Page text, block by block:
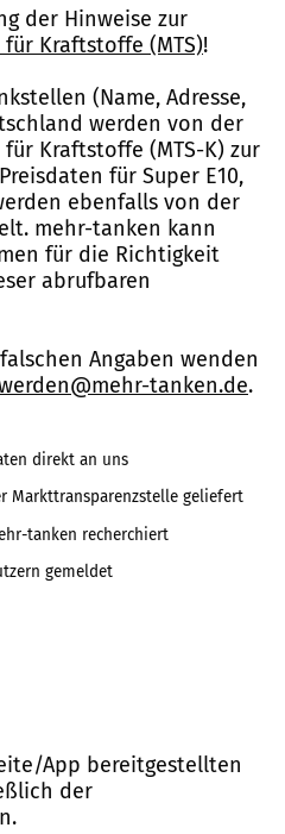
der Hinweise zur
Kraftstoffe (MTS)!
(Name, Adresse,
werden von der
Kraftstoffe (MTS-K) zur
für Super E10,
ebenfalls von der
mehr-tanken kann
für die Richtigkeit
abrufbaren
Angaben wenden
tanken.de.
direkt an uns
Markttransparenzstelle geliefert
tanken recherchiert
gemeldet
App bereitgestellten
der